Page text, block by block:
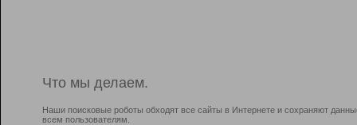
Что мы делаем.
Наши поисковые роботы обходят все сайты в Интернете и сохраняют
всем пользователям.